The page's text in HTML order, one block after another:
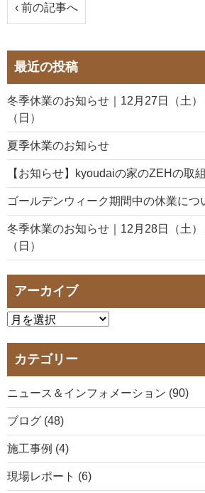
‹ 前の記事へ
最近の投稿
冬季休業のお知らせ｜12月27日（土）
（日）
夏季休業のお知らせ
【お知らせ】kyoudaiの家のZEHの取
ゴールデンウィーク期間中の休業につ
冬季休業のお知らせ｜12月28日（土）
（日）
アーカイブ
カテゴリー
ニュース＆インフォメーション (90)
ブログ (48)
施工事例 (4)
現場レポート (6)